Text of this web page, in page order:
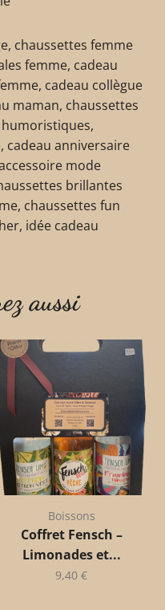
chaussettes femme
femme, cadeau
cadeau collègue
maman, chaussettes
cadeau anniversaire
mode
brillantes
chaussettes fun
idée cadeau
aussi
Boissons
Coffret Fensch –
Limonades et...
9,40 €